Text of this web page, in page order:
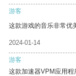
游客
这款游戏的音乐非常优
2024-01-14
游客
这款加速器VPM应用